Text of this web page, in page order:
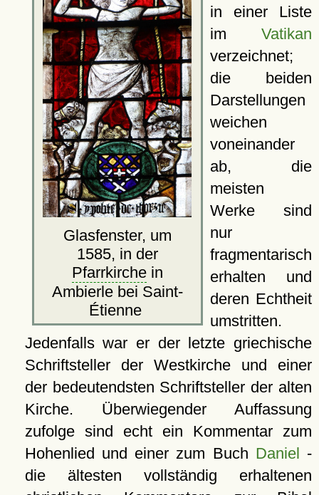
Glasfenster, um
1585, in der
Pfarrkirchein
Ambierle bei Saint-
Étienne
in einer Liste
im Vatikan
verzeichnet;
die beiden
Darstellungen
weichen
voneinander
ab, die
meisten
Werke sind
nur
fragmentarisch
erhalten und
deren Echtheit
umstritten.
Jedenfalls war er der letzte griechische
Schriftsteller der Westkirche und einer
der bedeutendsten Schriftsteller der alten
Kirche. Überwiegender Auffassung
zufolge sind echt ein Kommentar zum
Hohenlied und einer zum Buch Daniel
-
die ältesten vollständig erhaltenen